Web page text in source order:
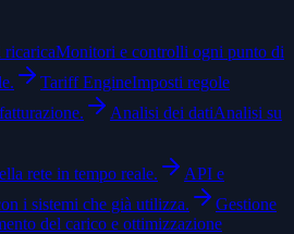
ricaricaMonitori e controlli ogni punto di
Tariff EngineImposti regole
Analisi dei datiAnalisi su
rete in tempo reale.
API e
i sistemi che già utilizza.
Gestione
del carico e ottimizzazione